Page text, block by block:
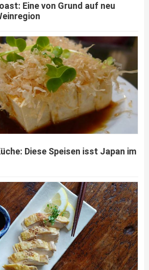
Eine von Grund auf neu
Diese Speisen isst Japan im